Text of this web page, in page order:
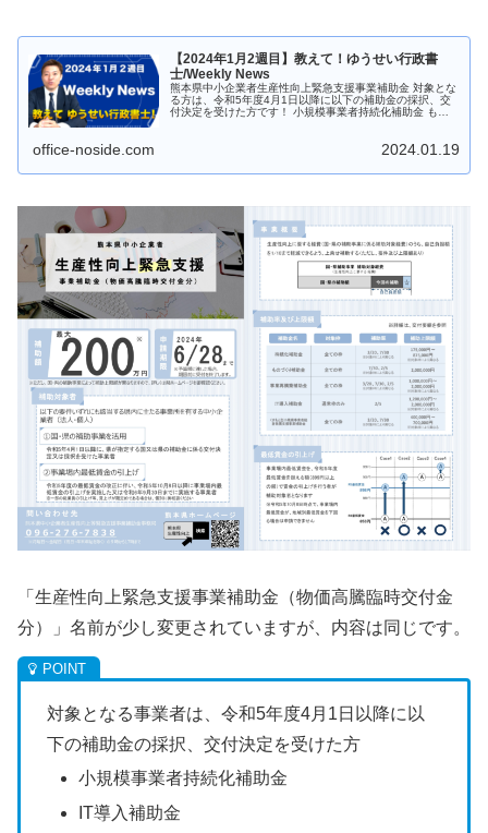
【2024年1月2週目】教えて！ゆうせい行政書
士/Weekly News
熊本県中小企業者生産性向上緊急支援事業補助金 対象とな
る方は、令和5年度4月1日以降に以下の補助金の採択、交
付決定を受けた方です！ 小規模事業者持続化補助金 もの
office-noside.com 2024.01.19
「生産性向上緊急支援事業補助金（物価高騰臨時交付金
分）」名前が少し変更されていますが、内容は同じです。
対象となる事業者は、令和5年度4月1日以降に以
下の補助金の採択、交付決定を受けた方
小規模事業者持続化補助金
IT導入補助金